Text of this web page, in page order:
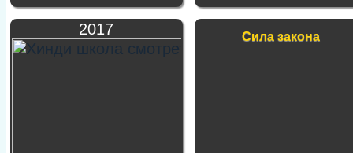
2017 Сила закона